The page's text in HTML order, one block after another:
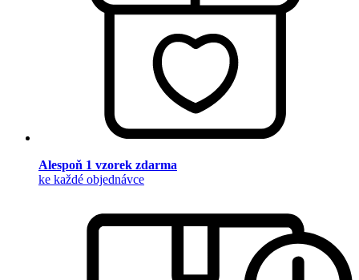
Alespoň 1 vzorek zdarma
ke každé objednávce